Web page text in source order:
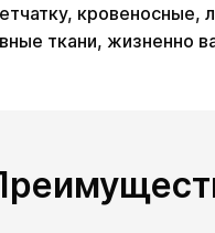
кровеносные,
ткани, жизненно